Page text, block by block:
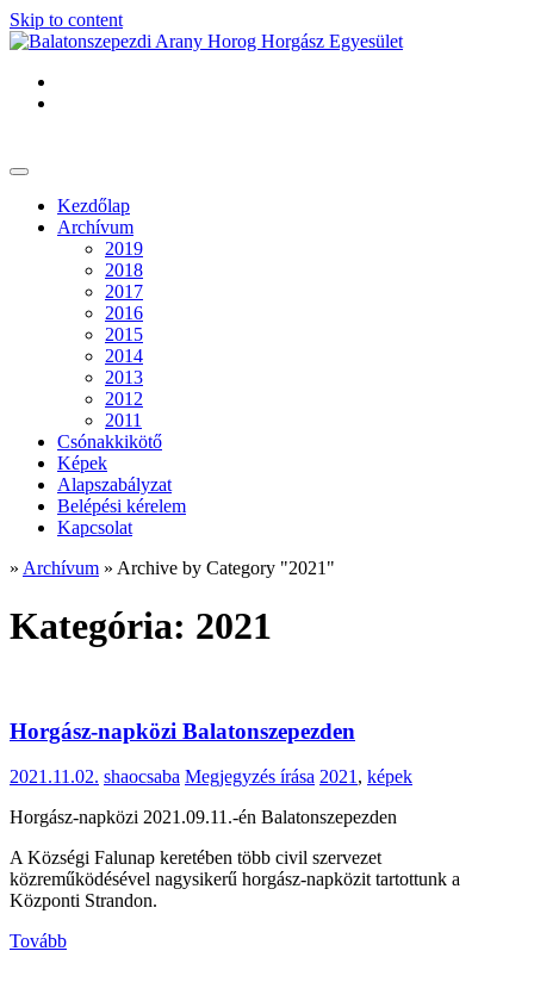
Skip to content
Kezdőlap
Archívum
2019
2018
2017
2016
2015
2014
2013
2012
2011
Csónakkikötő
Képek
Alapszabályzat
Belépési kérelem
Kapcsolat
» Archívum » Archive by Category "2021"
Kategória: 2021
Horgász-napközi Balatonszepezden
2021.11.02. shaocsaba Megjegyzés írása 2021 , képek
Horgász-napközi 2021.09.11.-én Balatonszepezden
A Községi Falunap keretében több civil szervezet
közreműködésével nagysikerű horgász-napközit tartottunk a
Központi Strandon.
Tovább